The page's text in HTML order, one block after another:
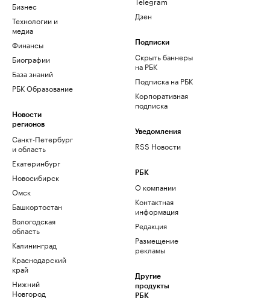
Бизнес
Технологии и
медиа
Финансы
Биографии
База знаний
РБК Образование
Новости
регионов
Санкт-Петербург
и область
Екатеринбург
Новосибирск
Омск
Башкортостан
Вологодская
область
Калининград
Краснодарский
край
Нижний
Новгород
Дзен
Подписки
Скрыть баннеры
на РБК
Подписка на РБК
Корпоративная
подписка
Уведомления
RSS Новости
РБК
О компании
Контактная
информация
Редакция
Размещение
рекламы
Другие
продукты
РБК